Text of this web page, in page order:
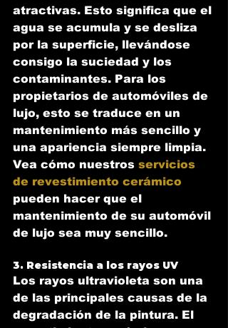
atractivas. Esto significa que el
agua se acumula y se desliza
por la superficie, llevándose
consigo la suciedad y los
contaminantes. Para los
propietarios de automóviles de
lujo, esto se traduce en un
mantenimiento más sencillo y
una apariencia siempre limpia.
Vea cómo nuestros servicios
de revestimiento cerámico
pueden hacer que el
mantenimiento de su automóvil
de lujo sea muy sencillo.
3. Resistencia a los rayos UV
Los rayos ultravioleta son una
de las principales causas de la
degradación de la pintura. El